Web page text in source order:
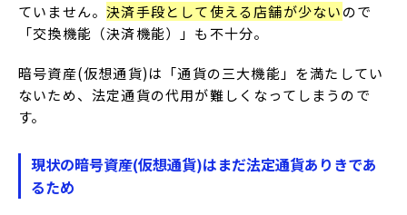
ていません。決済手段として使える店舗が少ないので
「交換機能（決済機能）」も不十分。
暗号資産(仮想通貨)は「通貨の三大機能」を満たしてい
ないため、法定通貨の代用が難しくなってしまうので
す。
現状の暗号資産(仮想通貨)はまだ法定通貨ありきであ
るため